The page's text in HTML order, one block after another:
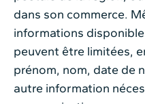
dans son commerce.
informations
peuvent être limitées,
prénom, nom, date de
autre information